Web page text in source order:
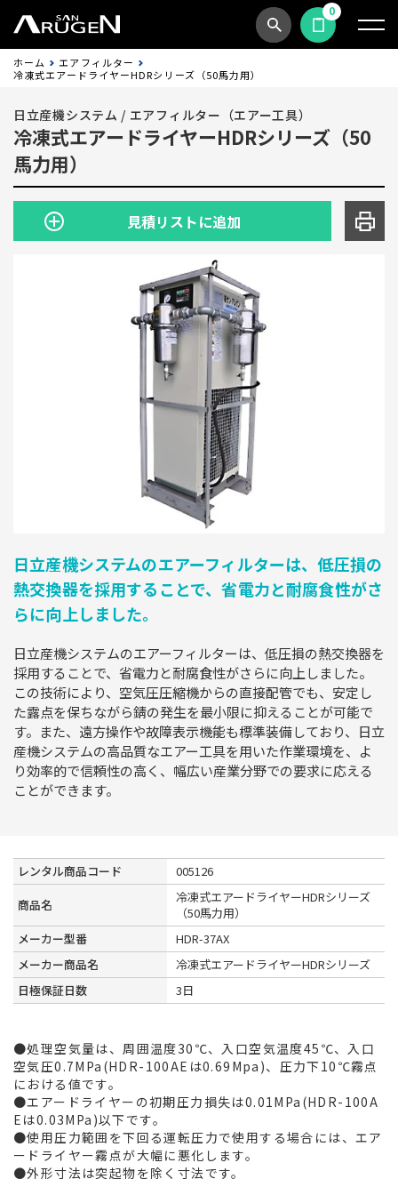
商品検索見積依頼する
0
ホーム
エアフィルター
冷凍式エアードライヤーHDRシリーズ（50馬力用）
日立産機システム / エアフィルター（エアー工具）
冷凍式エアードライヤーHDRシリーズ（50
馬力用）
見積リストに追加
日立産機システムのエアーフィルターは、低圧損の
熱交換器を採用することで、省電力と耐腐食性がさ
らに向上しました。
日立産機システムのエアーフィルターは、低圧損の熱交換器を
採用することで、省電力と耐腐食性がさらに向上しました。
この技術により、空気圧圧縮機からの直接配管でも、安定し
た露点を保ちながら錆の発生を最小限に抑えることが可能で
す。また、遠方操作や故障表示機能も標準装備しており、日立
産機システムの高品質なエアー工具を用いた作業環境を、よ
り効率的で信頼性の高く、幅広い産業分野での要求に応える
ことができます。
レンタル商品コード
005126
商品名
冷凍式エアードライヤーHDRシリーズ
（50馬力用）
メーカー型番
HDR-37AX
メーカー商品名
冷凍式エアードライヤーHDRシリーズ
日極保証日数
3日
●処理空気量は、周囲温度30℃、入口空気温度45℃、入口
空気圧0.7MPa(HDR-100AEは0.69Mpa)、圧力下10℃霧点
における値です。
●エアードライヤーの初期圧力損失は0.01MPa(HDR-100A
Eは0.03MPa)以下です。
●使用圧力範囲を下回る運転圧力で使用する場合には、エア
ードライヤー霧点が大幅に悪化します。
●外形寸法は突起物を除く寸法です。